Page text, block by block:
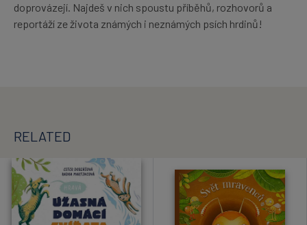
doprovázejí. Najdeš v nich spoustu příběhů, rozhovorů a
reportáží ze života známých i neznámých psích hrdinů!
RELATED